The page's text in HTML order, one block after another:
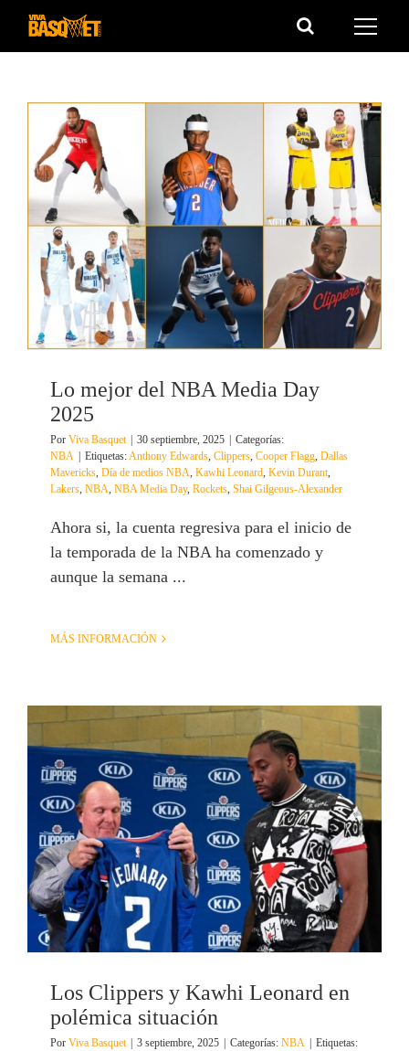
Saltar
Lo mejor del NBA Media Day
2025
Por Viva Basquet | 30 septiembre, 2025 | Categorías:
NBA | Etiquetas: Anthony Edwards Clippers Cooper Flagg Dallas
Mavericks Día de medios NBA Kawhi Leonard Kevin Durant
Lakers NBA NBA Media Day, Rockets Shai Gilgeous-Alexander
Ahora si, la cuenta regresiva para el inicio de
la temporada de la NBA ha comenzado y
aunque la semana ...
MÁS INFORMACIÓN
Los Clippers y Kawhi Leonard en
polémica situación
Por Viva Basquet | 3 septiembre, 2025 | Categorías: NBA | Etiquetas: